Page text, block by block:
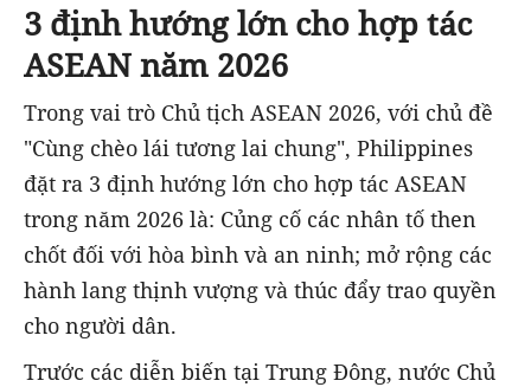
3 định hướng lớn cho hợp tác
ASEAN năm 2026
Trong vai trò Chủ tịch ASEAN 2026, với chủ đề
"Cùng chèo lái tương lai chung", Philippines
đặt ra 3 định hướng lớn cho hợp tác ASEAN
trong năm 2026 là: Củng cố các nhân tố then
chốt đối với hòa bình và an ninh; mở rộng các
hành lang thịnh vượng và thúc đẩy trao quyền
cho người dân.
Trước các diễn biến tại Trung Đông, nước Chủ